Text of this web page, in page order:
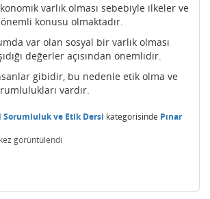
varlık olması sebebiyle ilkeler ve
konusu olmaktadır.
var olan sosyal bir varlık olması
değerler açısından önemlidir.
gibidir, bu nedenle etik olma ve
vardır.
Sorumluluk ve Etik Dersi kategorisinde Pınar
kez görüntülendi